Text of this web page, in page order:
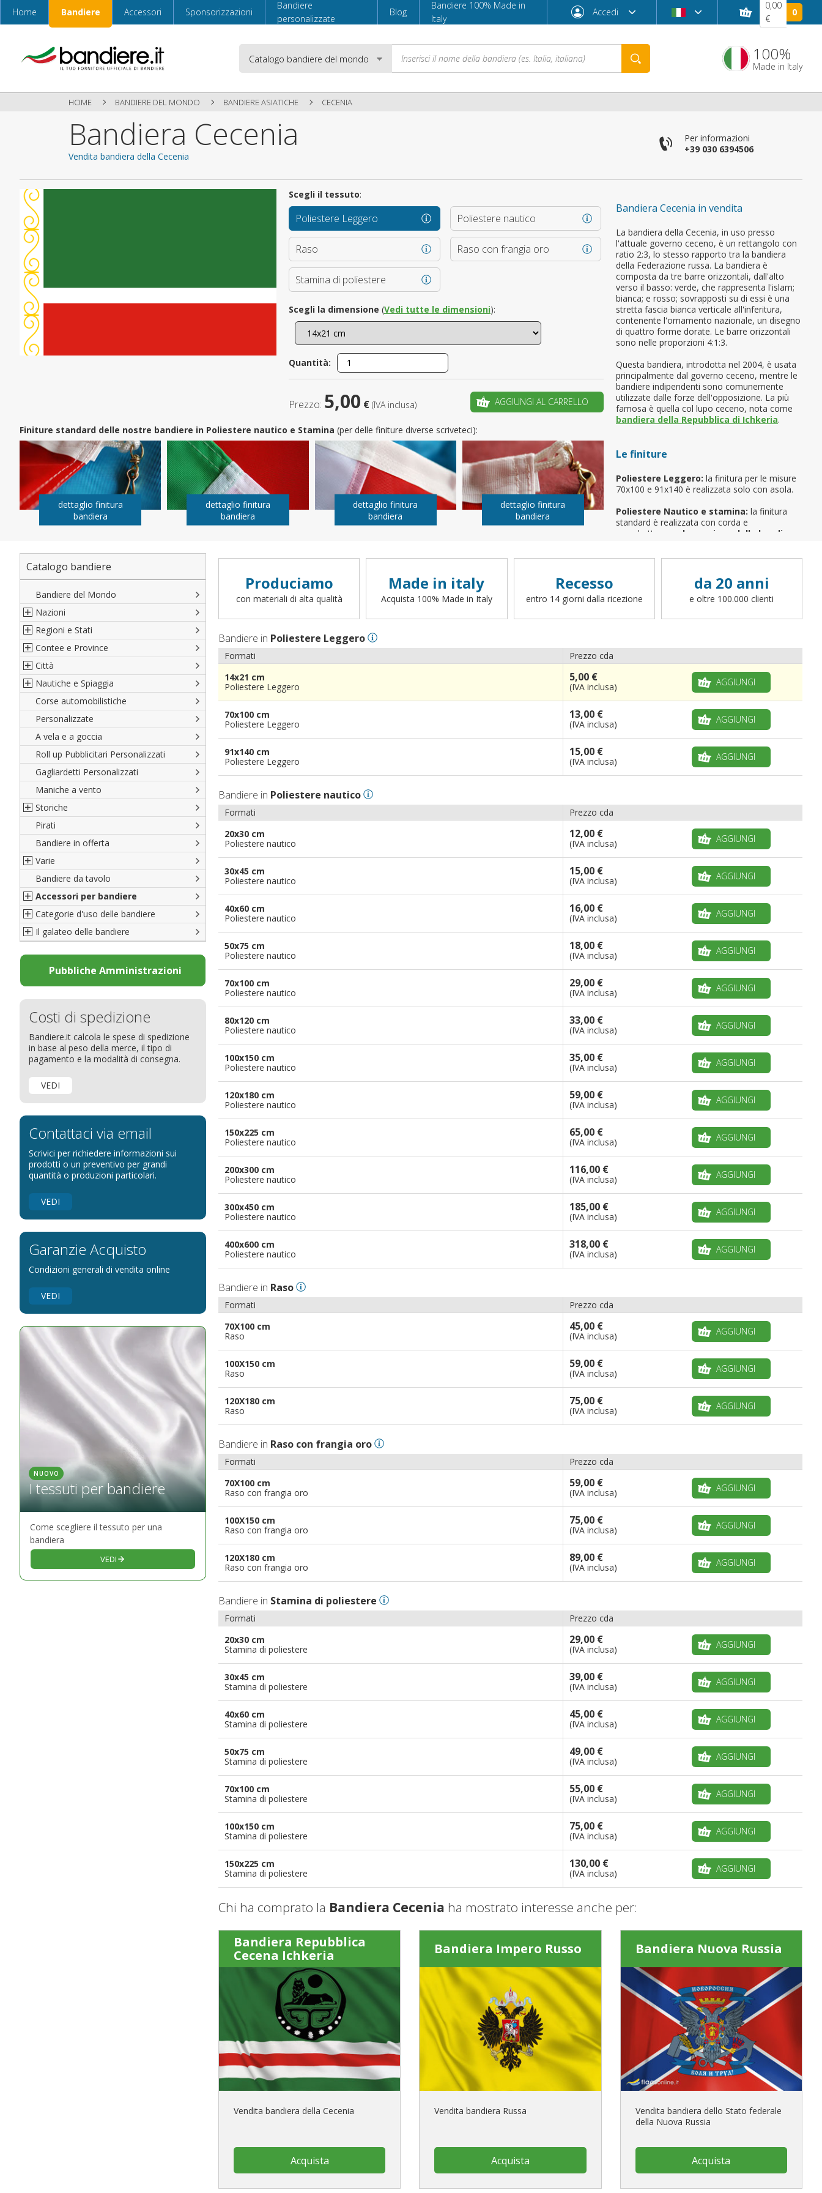
Home Bandiere Accessori Sponsorizzazioni
Bandiere
personalizzate
Blog
Bandiere 100% Made in
Italy
Accedi
Accedi
È il tuo primo ordine?
CREA UN NUOVO ACCOUNT
0,00
€
0
100%
Made in Italy
HOME BANDIERE DEL MONDO BANDIERE ASIATICHE CECENIA
Bandiera Cecenia
Vendita bandiera della Cecenia
Per informazioni
+39 030 6394506
Bandiera Cecenia in vendita
La bandiera della Cecenia, in uso presso
l'attuale governo ceceno, è un rettangolo con
ratio 2:3, lo stesso rapporto tra la bandiera
della Federazione russa. La bandiera è
composta da tre barre orizzontali, dall'alto
verso il basso: verde, che rappresenta l'islam;
bianca; e rosso; sovrapposti su di essi è una
stretta fascia bianca verticale all'inferitura,
contenente l'ornamento nazionale, un disegno
di quattro forme dorate. Le barre orizzontali
sono nelle proporzioni 4:1:3.
Questa bandiera, introdotta nel 2004, è usata
principalmente dal governo ceceno, mentre le
bandiere indipendenti sono comunemente
utilizzate dalle forze dell'opposizione. La più
famosa è quella col lupo ceceno, nota come
bandiera della Repubblica di Ichkeria.
Le finiture
Poliestere Leggero: la finitura per le misure
70x100 e 91x140 è realizzata solo con asola.
Poliestere Nautico e stamina: la finitura
standard è realizzata con corda e
moschettone,
ad eccezione delle bandiere
sbandieratore. Per richiedere una finitura
fettucce, ganci o altro, potete scrivere a
Scegli il tessuto:
Poliestere Leggero Poliestere nautico
Raso Raso con frangia oro
Stamina di poliestere
Scegli la dimensione (Vedi tutte le dimensioni):
Quantità:
Prezzo: 5,00 € (IVA inclusa) AGGIUNGI AL CARRELLO
Finiture standard delle nostre bandiere in Poliestere nautico e Stamina (per delle finiture diverse scriveteci):
dettaglio finitura
bandiera
dettaglio finitura
bandiera
dettaglio finitura
bandiera
dettaglio finitura
bandiera
Catalogo bandiere
Bandiere del Mondo
Nazioni
Nord America
Sud America
Europa
Africa
Asia
Oceania
Regioni e Stati
Regioni italiane
Territori Italiani
Stati USA
Francesi
Spagnole
Austriache
Tedesche
Regioni varie
Contee e Province
Cantoni Svizzeri
Province Italiane
Province Spagnole
Francia d'oltremare
Territori britannici d'oltremare
Varie Province del Mondo
Città
Città Italiane
Città spagnole
Città francesi
Città del mondo
Nautiche e Spiaggia
Militari e Mercantili
Codice internazionale nautico
Gran Pavese
Da spiaggia
Di cortesia
Corse automobilistiche
Personalizzate
A vela e a goccia
Roll up Pubblicitari Personalizzati
Gagliardetti Personalizzati
Maniche a vento
Storiche
Italiane
Porte di Milano
Francesi
Americane
Britanniche
Resto del Mondo
Pirati
Bandiere in offerta
Varie
Bandiere del CICAP - Think Deep
Bandiere di Orgoglio Bresciano
Organizzazioni internazionali
Diplomatiche
Bandiere Pubblicitarie
Natale e altre festività
Bandiere etniche e religiose
Bandiere da tavolo
Accessori per bandiere
Accessori per bandiere
Accessori per bandiere da tavolo
Categorie d'uso delle bandiere
Bandiere segnavento
Bandiere per sbandieratori
Bandiere per barche
Bandiere per hotel
Bandiere per eventi
Bandiere per biciclette
Bandiere per autosaloni
Bandiere Palio
Bandiere per enti pubblici
Bandiere per riserve naturali e parchi
Bandiere per musicisti
Bandiere per feste
pennoni per bandiere
Il galateo delle bandiere
La bandiera
Come disporre le bandiere
Dimensioni delle bandiere
Come piegare il tricolore
Pubbliche Amministrazioni
Costi di spedizione
Bandiere.it calcola le spese di spedizione
in base al peso della merce, il tipo di
pagamento e la modalità di consegna.
VEDI
Contattaci via email
Scrivici per richiedere informazioni sui
prodotti o un preventivo per grandi
quantità o produzioni particolari.
VEDI
Garanzie Acquisto
Condizioni generali di vendita online
VEDI
NUOVO
I tessuti per bandiere
Come scegliere il tessuto per una
bandiera
VEDI
Produciamo
con materiali di alta qualità
Made in italy
Acquista 100% Made in Italy
Recesso
entro 14 giorni dalla ricezione
da 20 anni
e oltre 100.000 clienti
Bandiere in Poliestere Leggero
Formati
Prezzo cda
14x21 cm
Poliestere Leggero
5,00 €
(IVA inclusa) AGGIUNGI
70x100 cm
Poliestere Leggero
13,00 €
(IVA inclusa) AGGIUNGI
91x140 cm
Poliestere Leggero
15,00 €
(IVA inclusa) AGGIUNGI
Bandiere in Poliestere nautico
Formati
Prezzo cda
20x30 cm
Poliestere nautico
12,00 €
(IVA inclusa) AGGIUNGI
30x45 cm
Poliestere nautico
15,00 €
(IVA inclusa) AGGIUNGI
40x60 cm
Poliestere nautico
16,00 €
(IVA inclusa) AGGIUNGI
50x75 cm
Poliestere nautico
18,00 €
(IVA inclusa) AGGIUNGI
70x100 cm
Poliestere nautico
29,00 €
(IVA inclusa) AGGIUNGI
80x120 cm
Poliestere nautico
33,00 €
(IVA inclusa) AGGIUNGI
100x150 cm
Poliestere nautico
35,00 €
(IVA inclusa) AGGIUNGI
120x180 cm
Poliestere nautico
59,00 €
(IVA inclusa) AGGIUNGI
150x225 cm
Poliestere nautico
65,00 €
(IVA inclusa) AGGIUNGI
200x300 cm
Poliestere nautico
116,00 €
(IVA inclusa) AGGIUNGI
300x450 cm
Poliestere nautico
185,00 €
(IVA inclusa) AGGIUNGI
400x600 cm
Poliestere nautico
318,00 €
(IVA inclusa) AGGIUNGI
Bandiere in Raso
Formati
Prezzo cda
70X100 cm
Raso
45,00 €
(IVA inclusa) AGGIUNGI
100X150 cm
Raso
59,00 €
(IVA inclusa) AGGIUNGI
120X180 cm
Raso
75,00 €
(IVA inclusa) AGGIUNGI
Bandiere in Raso con frangia oro
Formati
Prezzo cda
70X100 cm
Raso con frangia oro
59,00 €
(IVA inclusa) AGGIUNGI
100X150 cm
Raso con frangia oro
75,00 €
(IVA inclusa) AGGIUNGI
120X180 cm
Raso con frangia oro
89,00 €
(IVA inclusa) AGGIUNGI
Bandiere in Stamina di poliestere
Formati
Prezzo cda
20x30 cm
Stamina di poliestere
29,00 €
(IVA inclusa) AGGIUNGI
30x45 cm
Stamina di poliestere
39,00 €
(IVA inclusa) AGGIUNGI
40x60 cm
Stamina di poliestere
45,00 €
(IVA inclusa) AGGIUNGI
50x75 cm
Stamina di poliestere
49,00 €
(IVA inclusa) AGGIUNGI
70x100 cm
Stamina di poliestere
55,00 €
(IVA inclusa) AGGIUNGI
100x150 cm
Stamina di poliestere
75,00 €
(IVA inclusa) AGGIUNGI
150x225 cm
Stamina di poliestere
130,00 €
(IVA inclusa) AGGIUNGI
Chi ha comprato la Bandiera Cecenia ha mostrato interesse anche per:
Bandiera Repubblica
Cecena Ichkeria
Vendita bandiera della Cecenia
Acquista
Bandiera Impero Russo
Vendita bandiera Russa
Acquista
Bandiera Nuova Russia
Vendita bandiera dello Stato federale
della Nuova Russia
Acquista